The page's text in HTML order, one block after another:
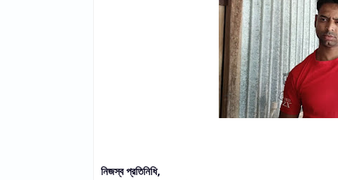
নিজস্ব প্রতিনিধি,